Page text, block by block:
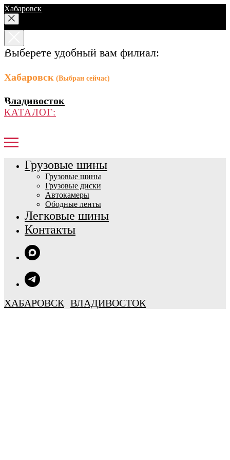
Хабаровск
Выберете удобный вам филиал:
Хабаровск (Выбран сейчас)
Владивосток
КАТАЛОГ:
Грузовые шины
Грузовые шины
Грузовые диски
Автокамеры
Ободные ленты
Легковые шины
Контакты
ХАБАРОВСК ВЛАДИВОСТОК